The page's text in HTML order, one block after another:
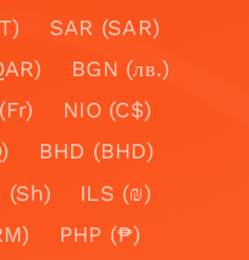
SAR (SAR)
BGN (лв.)
NIO (C$)
BHD (BHD)
(Sh)
ILS (₪)
PHP (₱)